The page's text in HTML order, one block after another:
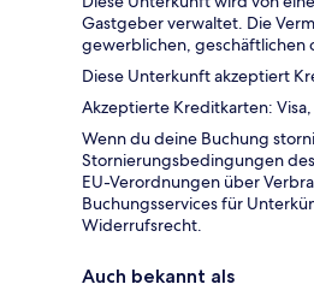
Gastgeber verwaltet. Die
gewerblichen, geschäftlichen
Diese Unterkunft akzeptiert
Akzeptierte Kreditkarten:
Wenn du deine Buchung
Stornierungsbedingungen
EU-Verordnungen über
Buchungsservices für
Widerrufsrecht.
Auch bekannt als